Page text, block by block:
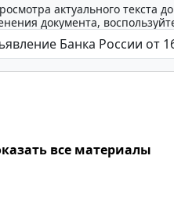
актуального текста
документа,
все материалы